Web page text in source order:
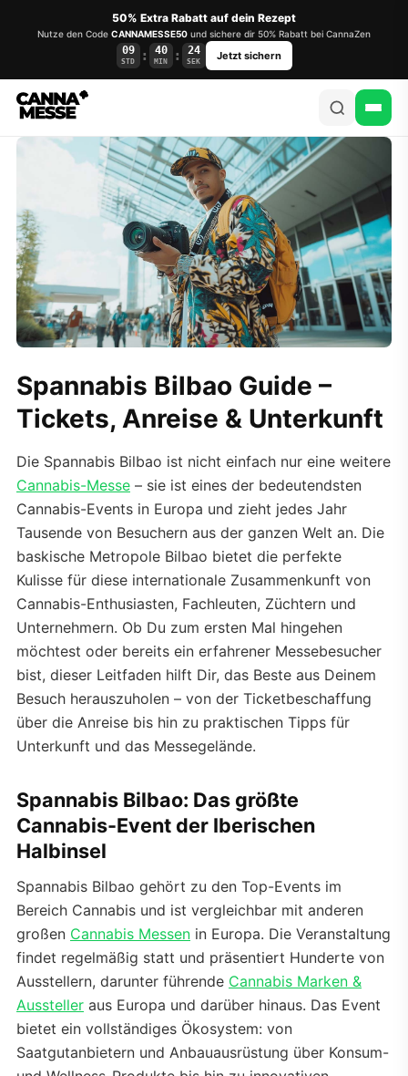
50% Extra Rabatt auf dein Rezept
Nutze den Code CANNAMESSE50 und sichere dir 50% Rabatt bei CannaZen
09
STD : 40
MIN : 23
SEK Jetzt sichern
Spannabis Bilbao Guide –
Tickets, Anreise & Unterkunft
Die Spannabis Bilbao ist nicht einfach nur eine weitere
Cannabis-Messe – sie ist eines der bedeutendsten
Cannabis-Events in Europa und zieht jedes Jahr
Tausende von Besuchern aus der ganzen Welt an. Die
baskische Metropole Bilbao bietet die perfekte
Kulisse für diese internationale Zusammenkunft von
Cannabis-Enthusiasten, Fachleuten, Züchtern und
Unternehmern. Ob Du zum ersten Mal hingehen
möchtest oder bereits ein erfahrener Messebesucher
bist, dieser Leitfaden hilft Dir, das Beste aus Deinem
Besuch herauszuholen – von der Ticketbeschaffung
über die Anreise bis hin zu praktischen Tipps für
Unterkunft und das Messegelände.
Spannabis Bilbao: Das größte
Cannabis-Event der Iberischen
Halbinsel
Spannabis Bilbao gehört zu den Top-Events im
Bereich Cannabis und ist vergleichbar mit anderen
großen Cannabis Messen in Europa. Die Veranstaltung
findet regelmäßig statt und präsentiert Hunderte von
Ausstellern, darunter führende Cannabis Marken &
Aussteller aus Europa und darüber hinaus. Das Event
bietet ein vollständiges Ökosystem: von
Saatgutanbietern und Anbauausrüstung über Konsum-